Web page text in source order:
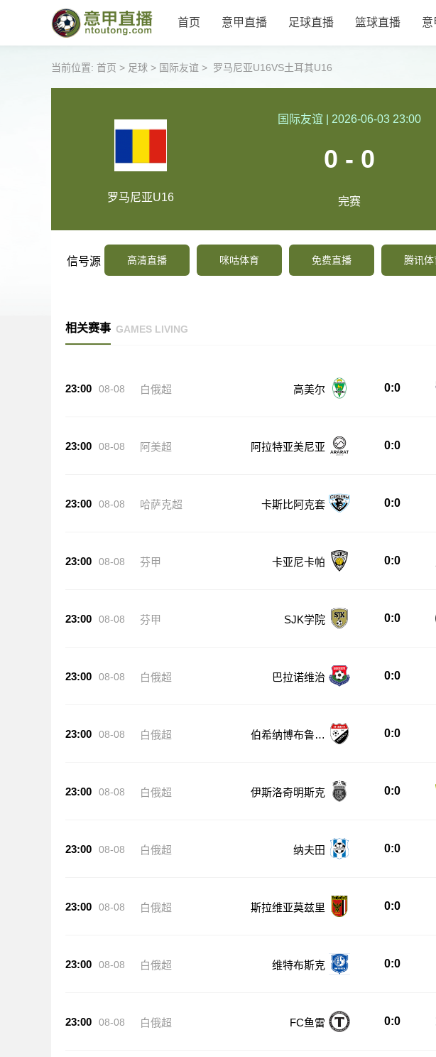
首页 意甲直播 足球直播 篮球直播 意
当前位置: 首页 > 足球 > 国际友谊 > 罗马尼亚U16VS土耳其U16
罗马尼亚U16
国际友谊 2026-06-03 23:00
0 - 0
完赛
信号源 高清直播 咪咕体育 免费直播 腾讯
相关赛事 GAMES LIVING
23:00 08-08 白俄超 高美尔 0:0
23:00 08-08 阿美超 阿拉特亚美尼亚 0:0
23:00 08-08 哈萨克超 卡斯比阿克套 0:0
23:00 08-08 芬甲 卡亚尼卡帕 0:0
23:00 08-08 芬甲 SJK学院 0:0
23:00 08-08 白俄超 巴拉诺维治 0:0
23:00 08-08 白俄超
伯希纳博布鲁伊
0:0
23:00 08-08 白俄超 伊斯洛奇明斯克 0:0
23:00 08-08 白俄超 纳夫田 0:0
23:00 08-08 白俄超 斯拉维亚莫兹里 0:0
23:00 08-08 白俄超 维特布斯克 0:0
23:00 08-08 白俄超 FC鱼雷 0:0